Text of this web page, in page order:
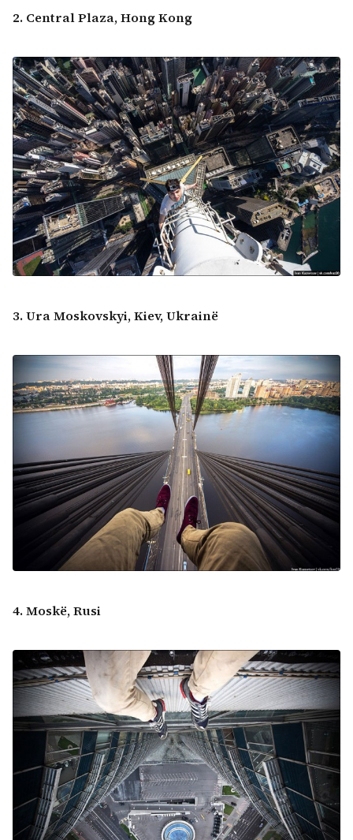
2. Central Plaza, Hong Kong
3. Ura Moskovskyi, Kiev, Ukrainë
4. Moskë, Rusi